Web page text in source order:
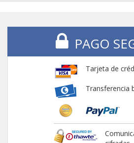
PAGO
Tarjeta de
Transferencia